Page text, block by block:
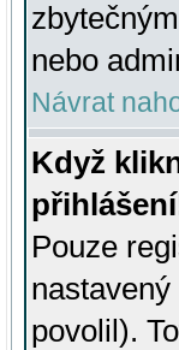
nebo
Návrat
Když
Pouze
povolil).